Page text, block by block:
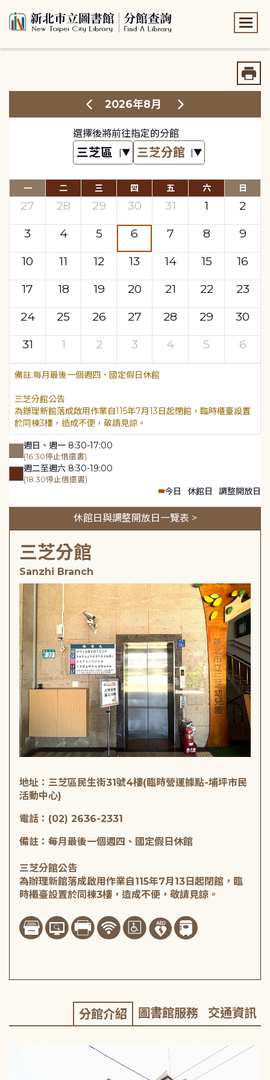
2026年8月
選擇後將前往指定的分館
一 二 三 四 五 六 日
27 28 29 30 31 1
2
3
4 5 6 7 8
9
10
11 12 13 14 15
16
17
18 19 20 21 22
23
24
25 26 27 28 29
30
31
1 2 3 4 5 6
每月最後一個週四、國定假日休館
三芝分館公告
為辦理新館落成啟用作業自115年7月13日起閉館，臨時櫃臺設置
於同棟3樓，造成不便，敬請見諒。
週日、週一 8:30-17:00
(16:30停止借還書)
週二至週六 8:30-19:00
(18:30停止借還書)
今日 休館日 調整開放日
休館日與調整開放日一覽表 >
三芝分館
Sanzhi Branch
地址：三芝區民生街31號4樓(臨時營運據點-埔坪市民
活動中心)
電話：(02) 2636-2331
備註：每月最後一個週四、國定假日休館
三芝分館公告
為辦理新館落成啟用作業自115年7月13日起閉館，臨
時櫃臺設置於同棟3樓，造成不便，敬請見諒。
分館介紹 圖書館服務 交通資訊